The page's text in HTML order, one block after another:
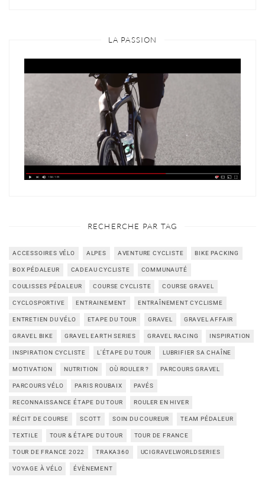
LA PASSION
RECHERCHE PAR TAG
ACCESSOIRES VÉLO ALPES AVENTURE CYCLISTE BIKE PACKING
BOX PÉDALEUR CADEAU CYCLISTE COMMUNAUTÉ
COULISSES PÉDALEUR COURSE CYCLISTE COURSE GRAVEL
CYCLOSPORTIVE ENTRAINEMENT ENTRAÎNEMENT CYCLISME
ENTRETIEN DU VÉLO ETAPE DU TOUR GRAVEL GRAVEL AFFAIR
GRAVEL BIKE GRAVEL EARTH SERIES GRAVEL RACING INSPIRATION
INSPIRATION CYCLISTE L'ÉTAPE DU TOUR LUBRIFIER SA CHAÎNE
MOTIVATION NUTRITION OÙ ROULER ? PARCOURS GRAVEL
PARCOURS VÉLO PARIS ROUBAIX PAVÉS
RECONNAISSANCE ÉTAPE DU TOUR ROULER EN HIVER
RÉCIT DE COURSE SCOTT SOIN DU COUREUR TEAM PÉDALEUR
TEXTILE TOUR & ÉTAPE DU TOUR TOUR DE FRANCE
TOUR DE FRANCE 2022 TRAKA360 UCIGRAVELWORLDSERIES
VOYAGE À VÉLO ÉVÈNEMENT